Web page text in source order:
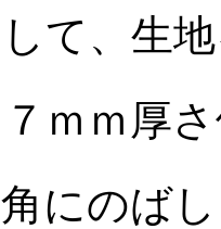
て、生
ｍｍ厚
にのば